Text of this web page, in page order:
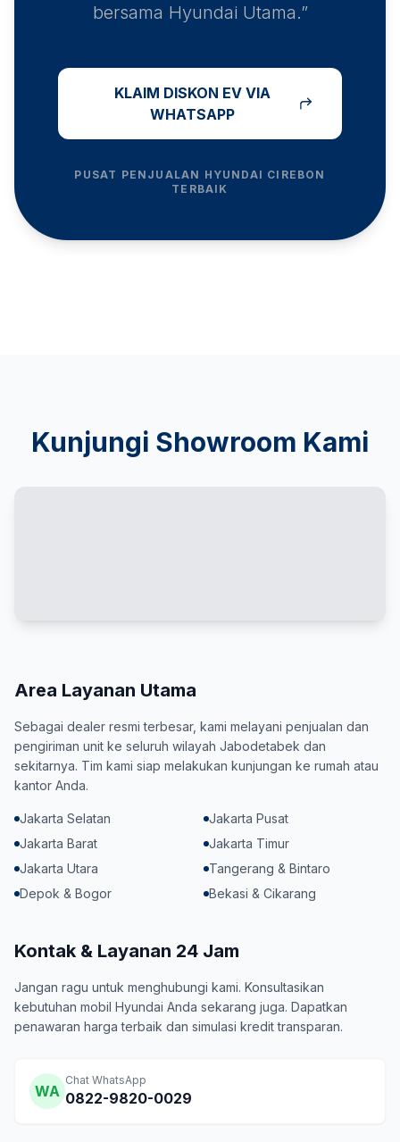
bersama Hyundai Utama.”
KLAIM DISKON EV VIA
WHATSAPP
PUSAT PENJUALAN HYUNDAI CIREBON
TERBAIK
Kunjungi Showroom Kami
Area Layanan Utama
Sebagai dealer resmi terbesar, kami melayani penjualan dan
pengiriman unit ke seluruh wilayah Jabodetabek dan
sekitarnya. Tim kami siap melakukan kunjungan ke rumah atau
kantor Anda.
Jakarta Selatan
Jakarta Pusat
Jakarta Barat
Jakarta Timur
Jakarta Utara
Tangerang & Bintaro
Depok & Bogor
Bekasi & Cikarang
Kontak & Layanan 24 Jam
Jangan ragu untuk menghubungi kami. Konsultasikan
kebutuhan mobil Hyundai Anda sekarang juga. Dapatkan
penawaran harga terbaik dan simulasi kredit transparan.
WA
Chat WhatsApp
0822-9820-0029